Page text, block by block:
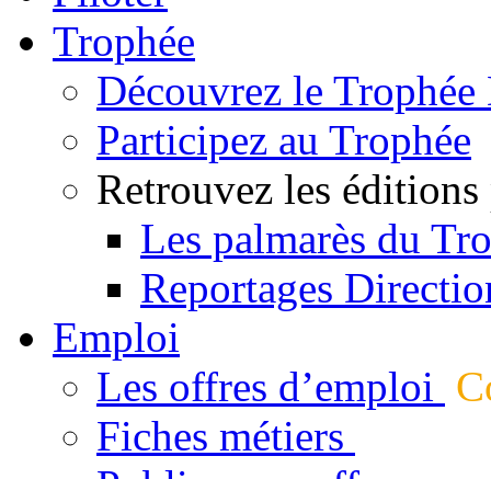
Trophée
Découvrez le
Participez au Trophée
Retrouvez les éditions
Les palmarès du
Reportages
Emploi
Les offres d’emploi
Fiches métiers